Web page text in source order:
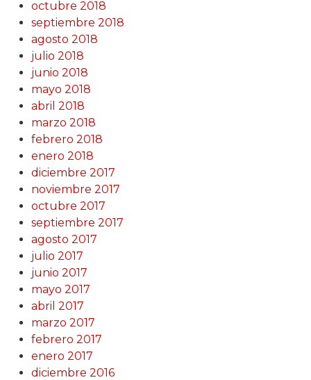
octubre 2018
septiembre 2018
agosto 2018
julio 2018
junio 2018
mayo 2018
abril 2018
marzo 2018
febrero 2018
enero 2018
diciembre 2017
noviembre 2017
octubre 2017
septiembre 2017
agosto 2017
julio 2017
junio 2017
mayo 2017
abril 2017
marzo 2017
febrero 2017
enero 2017
diciembre 2016